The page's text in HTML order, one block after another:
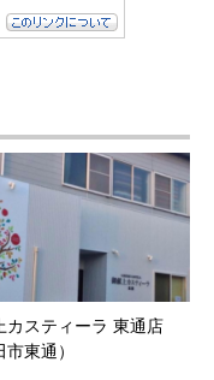
カスティーラ 東通店
市東通）